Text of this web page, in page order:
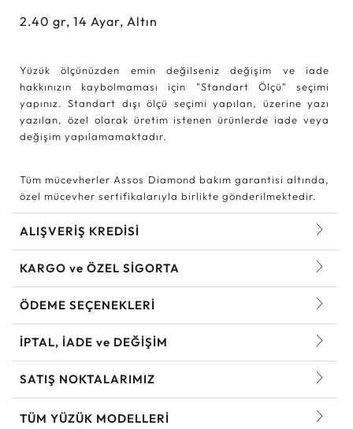
2.40 gr, 14 Ayar, Altın
Yüzük ölçünüzden emin değilseniz değişim ve iade
hakkınızın kaybolmaması için "Standart Ölçü" seçimi
yapınız. Standart dışı ölçü seçimi yapılan, üzerine yazı
yazılan, özel olarak üretim istenen ürünlerde iade veya
değişim yapılamamaktadır.
Tüm mücevherler Assos Diamond bakım garantisi altında,
özel mücevher sertifikalarıyla birlikte gönderilmektedir.
ALIŞVERİŞ KREDİSİ
KARGO ve ÖZEL SİGORTA
ÖDEME SEÇENEKLERİ
İPTAL, İADE ve DEĞİŞİM
SATIŞ NOKTALARIMIZ
TÜM YÜZÜK MODELLERI